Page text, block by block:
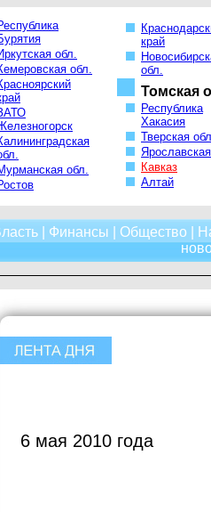
обл.
обл.
обл.
край
обл.
Томская
Республика
Хакасия
Тверская
Кавказ
Алтай
| Финансы Общество
6 мая 2010 года